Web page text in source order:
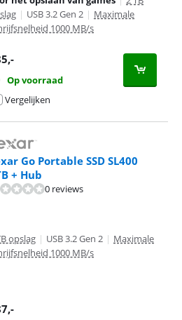
| USB 3.2 Gen 2 | Maximale
1000 MB/s
,-
Op voorraad
Vergelijken
Go Portable SSD SL400
+ Hub
0 reviews
opslag | USB 3.2 Gen 2 | Maximale
1000 MB/s
,-